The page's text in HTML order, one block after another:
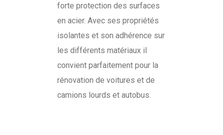
forte protection des surfaces
en acier. Avec ses propriétés
isolantes et son adhérence sur
les différents matériaux il
convient parfaitement pour la
rénovation de voitures et de
camions lourds et autobus.